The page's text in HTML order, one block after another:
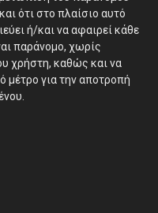
ότι στο πλαίσιο αυτό
ή/και να αφαιρεί κάθε
παράνομο, χωρίς
χρήστη, καθώς και να
μέτρο για την αποτροπή